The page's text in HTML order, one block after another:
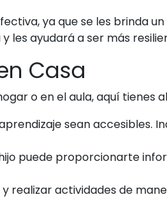
ya que se les brinda
les ayudará a ser más
Casa
o en el aula, aquí tienes
sean accesibles.
puede proporcionarte
realizar actividades de